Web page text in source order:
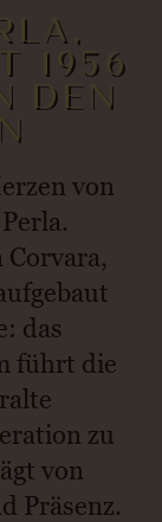
1956
DEN
von
das
führt die
zu
von
Präsenz.